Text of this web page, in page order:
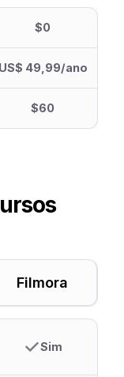
$0
US$ 49,99/ano
$60
Filmora
Sim